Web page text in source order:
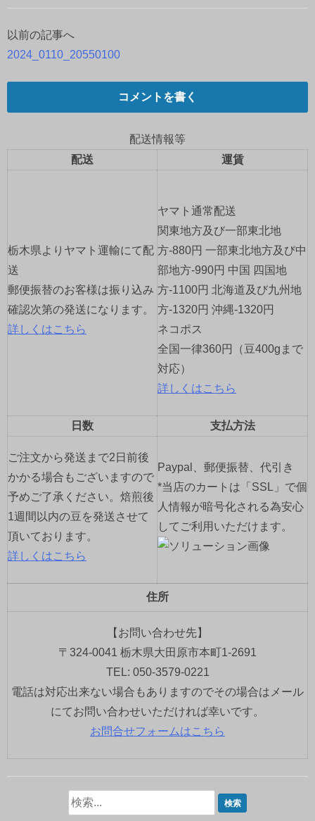
投
ョ
ン
以前の記事へ
2024_0110_20550100
コメントを書く
配送情報等
配送
運賃
栃木県よりヤマト運輸にて配
送
郵便振替のお客様は振り込み
確認次第の発送になります。
詳しくはこちら
ヤマト通常配送
関東地方及び一部東北地
方-880円 一部東北地方及び中
部地方-990円 中国 四国地
方-1100円 北海道及び九州地
方-1320円 沖縄-1320円
ネコポス
全国一律360円（豆400gまで
対応）
詳しくはこちら
日数 支払方法
ご注文から発送まで2日前後
かかる場合もございますので
予めご了承ください。焙煎後
1週間以内の豆を発送させて
頂いております。
詳しくはこちら
Paypal、郵便振替、代引き
*当店のカートは「SSL」で個
人情報が暗号化される為安心
してご利用いただけます。
住所
【お問い合わせ先】
〒324-0041 栃木県大田原市本町1-2691
TEL: 050-3579-0221
電話は対応出来ない場合もありますのでその場合はメール
にてお問い合わせいただければ幸いです。
お問合せフォームはこちら